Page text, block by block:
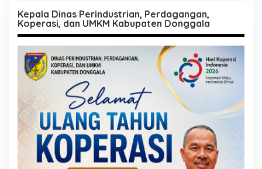
Kepala Dinas Perindustrian, Perdagangan,
Koperasi, dan UMKM Kabupaten Donggala